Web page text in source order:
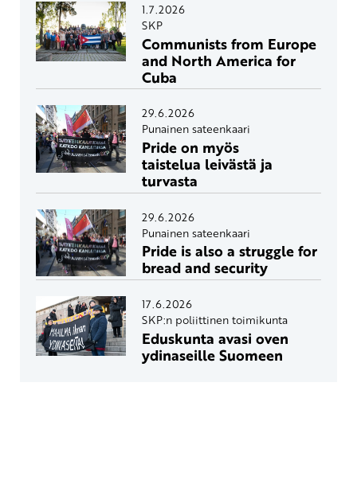
1.7.2026
SKP
Communists from Europe
and North America for
Cuba
29.6.2026
Punainen sateenkaari
Pride on myös
taistelua leivästä ja
turvasta
29.6.2026
Punainen sateenkaari
Pride is also a struggle for
bread and security
17.6.2026
SKP:n poliittinen toimikunta
Eduskunta avasi oven
ydinaseille Suomeen